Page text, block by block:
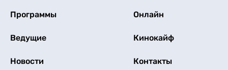
Программы Онлайн
Ведущие Кинокайф
Новости Контакты